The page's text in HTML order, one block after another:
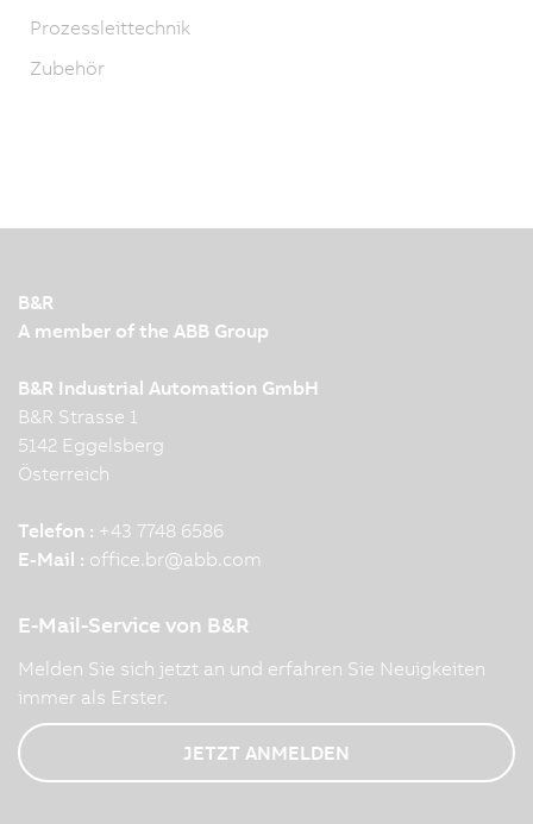
Prozessleittechnik
Zubehör
B&R
A member of the ABB Group
B&R Industrial Automation GmbH
B&R Strasse 1
5142 Eggelsberg
Österreich
Telefon : +43 7748 6586
E-Mail : office.br@abb.com
E-Mail-Service von B&R
Melden Sie sich jetzt an und erfahren Sie Neuigkeiten
immer als Erster.
JETZT ANMELDEN